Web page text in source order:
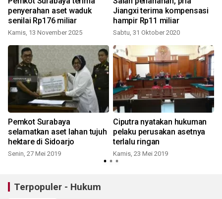
penyerahan aset waduk
senilai Rp176 miliar
Kamis, 13 November 2025
Jiangxi terima kompensasi
hampir Rp11 miliar
Sabtu, 31 Oktober 2020
Pemkot Surabaya
selamatkan aset lahan tujuh
hektare di Sidoarjo
Senin, 27 Mei 2019
Ciputra nyatakan hukuman
pelaku perusakan asetnya
terlalu ringan
Kamis, 23 Mei 2019
Terpopuler - Hukum